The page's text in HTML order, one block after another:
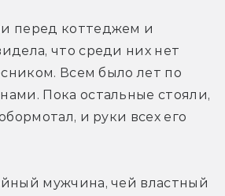
перед коттеджем и
что среди них нет
Всем было лет по
Пока остальные стояли,
и руки всех его
мужчина, чей властный